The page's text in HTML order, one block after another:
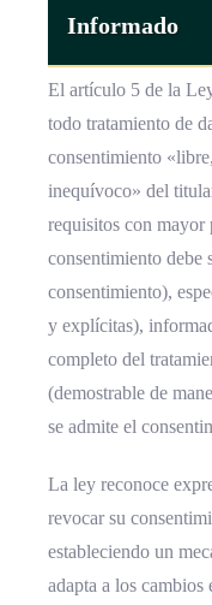
Informado
El artículo 5 de la
todo tratamiento de
consentimiento
inequívoco» del
requisitos con mayor
consentimiento debe
consentimiento),
y explícitas),
completo del
(demostrable de
se admite el
La ley reconoce
revocar su
estableciendo un
adapta a los cambios